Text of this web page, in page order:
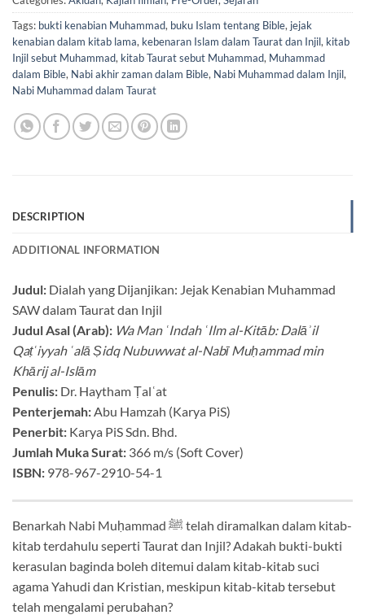
Tags: bukti kenabian Muhammad, buku Islam tentang Bible, jejak
kenabian dalam kitab lama, kebenaran Islam dalam Taurat dan Injil, kitab
Injil sebut Muhammad, kitab Taurat sebut Muhammad, Muhammad
dalam Bible, Nabi akhir zaman dalam Bible, Nabi Muhammad dalam Injil,
Nabi Muhammad dalam Taurat
DESCRIPTION
ADDITIONAL INFORMATION
Judul: Dialah yang Dijanjikan: Jejak Kenabian Muhammad
SAW dalam Taurat dan Injil
Judul Asal (Arab): Wa Man ʿIndah ʿIlm al-Kitāb: Dalāʾil
Qaṭʿiyyah ʿalā Ṣidq Nubuwwat al-Nabī Muḥammad min
Khārij al-Islām
Penulis: Dr. Haytham Ṭalʿat
Penterjemah:Abu Hamzah (Karya PiS)
Penerbit: Karya PiS Sdn. Bhd.
Jumlah Muka Surat: 366 m/s (Soft Cover)
ISBN: 978-967-2910-54-1
Benarkah Nabi Muḥammad ﷺ telah diramalkan dalam kitab-
kitab terdahulu seperti Taurat dan Injil? Adakah bukti-bukti
kerasulan baginda boleh ditemui dalam kitab-kitab suci
agama Yahudi dan Kristian, meskipun kitab-kitab tersebut
telah mengalami perubahan?